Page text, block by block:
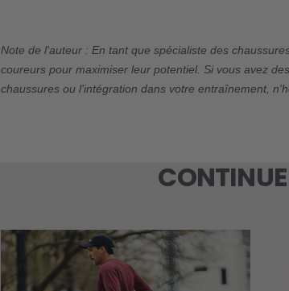
Note de l'auteur : En tant que spécialiste des
coureurs pour maximiser leur potentiel. Si vous avez
chaussures ou l'intégration dans votre entraînement,